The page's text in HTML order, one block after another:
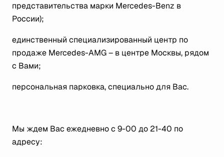
представительства марки Mercedes-Benz в
России);
единственный специализированный центр по
продаже Mercedes-AMG – в центре Москвы, рядом
с Вами;
персональная парковка, специально для Вас.
Мы ждем Вас ежедневно с 9-00 до 21-40 по
адресу: